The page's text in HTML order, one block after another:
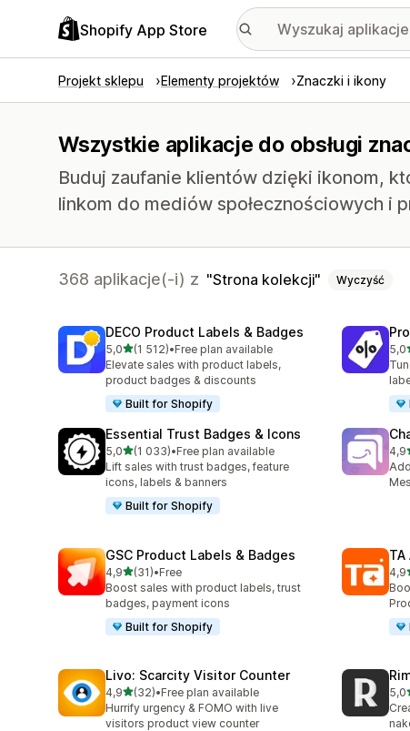
Shopify App Store
Projekt sklepu Elementy projektów Znaczki i ikony
Wszystkie aplikacje do obsługi
Buduj zaufanie klientów dzięki ikonom,
linkom do mediów społecznościowych i
368 aplikacje(-i) z Strona kolekcji Wyczyść
DECO Product Labels & Badges
5,0na 5 gwiazdek
(1 512)
Łączna liczba recenzji: 1512
•Free plan available
Elevate sales with product labels,
product badges & discounts
Built for Shopify
5,0
Essential Trust Badges & Icons
5,0na 5 gwiazdek
(1 033)
Łączna liczba recenzji: 1033
•Free plan available
Lift sales with trust badges, feature
icons, labels & banners
Built for Shopify
4,9
GSC Product Labels & Badges
4,9na 5 gwiazdek
(31)
Łączna liczba recenzji: 31
•Free
Boost sales with product labels, trust
badges, payment icons
Built for Shopify
4,9
Livo: Scarcity Visitor Counter
4,9na 5 gwiazdek
(32)
Łączna liczba recenzji: 32
•Free plan available
Hurrify urgency & FOMO with live
visitors product view counter
5,0